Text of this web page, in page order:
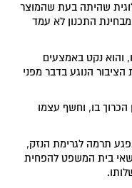
שהיתה בעת שהמוצר
התכנון לא עמד
והוא נקט באמצעים
הנוגע בדבר מפני
הכרוך בו, וחשף עצמו
תרמה לגרימת הנזק,
בית המשפט להפחית